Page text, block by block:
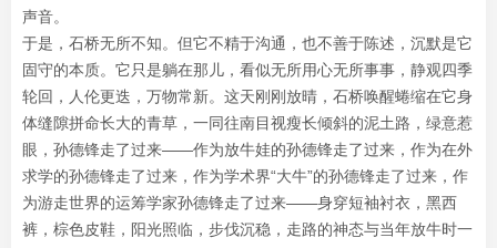
声音。
于是，石桥无所不知。但它不精于沟通，也不善于陈述，沉默是它
固守的本质。它只是躺在那儿，看似无所用心无所事事，静观四季
轮回，人伦更迭，万物常新。这天刚刚放晴，石桥唤醒蜷缩在它身
体缝隙拼命长大的青草，一同往南目视瘦长倾斜的泥土路，绿意惹
眼，孙德锋走了过来——作为放牛娃的孙德锋走了过来，作为在外
求学的孙德锋走了过来，作为学术界“大牛”的孙德锋走了过来，作
为游走世界的运筹学家孙德锋走了过来——身穿短袖衬衣，黑西
裤，棕色皮鞋，阳光照临，步伐沉稳，走路的神态与当年放牛时一